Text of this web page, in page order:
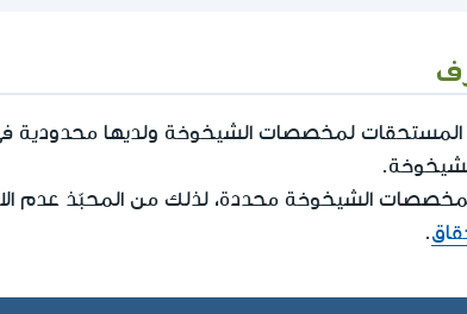
الشيخوخة محددة، لذلك من المحبّذ عدم
.